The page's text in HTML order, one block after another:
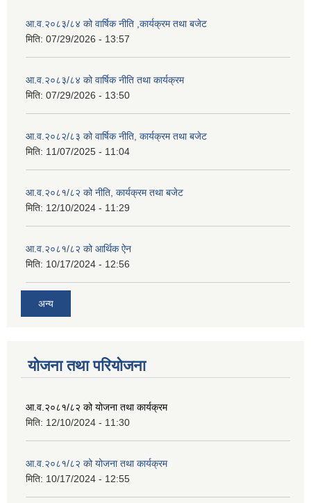
आ.व.२०८३/८४ को वार्षिक नीति ,कार्यक्रम तथा बजेट
मिति: 07/29/2026 - 13:57
आ.व.२०८३/८४ को वार्षिक नीति तथा कार्यक्रम
मिति: 07/29/2026 - 13:50
आ.व.२०८२/८३ को वार्षिक नीति, कार्यक्रम तथा बजेट
मिति: 11/07/2025 - 11:04
आ.व.२०८१/८२ को नीति, कार्यक्रम तथा बजेट
मिति: 12/10/2024 - 11:29
आ.व.२०८१/८२ को आर्थिक ऐन
मिति: 10/17/2024 - 12:56
अन्य
योजना तथा परियोजना
आ.व.२०८१/८२ को योजना तथा कार्यक्रम
मिति: 12/10/2024 - 11:30
आ.व.२०८१/८२ को योजना तथा कार्यक्रम
मिति: 10/17/2024 - 12:55